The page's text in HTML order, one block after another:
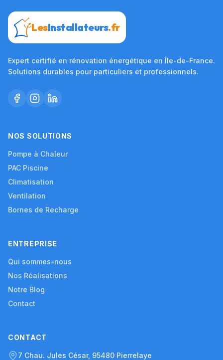
LesInstallateurs.fr
Expert certifié en rénovation énergétique en Île-de-France.
Solutions durables pour particuliers et professionnels.
NOS SOLUTIONS
Pompe à Chaleur
PAC Piscine
Climatisation
Ventilation
Bornes de Recharge
ENTREPRISE
Qui sommes-nous
Nos Réalisations
Notre Blog
Contact
CONTACT
7 Chau. Jules César, 95480 Pierrelaye